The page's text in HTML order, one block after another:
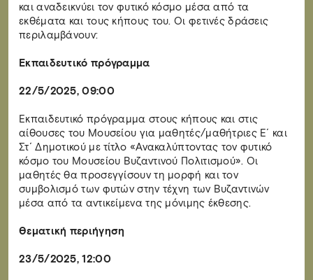
και αναδεικνύει τον φυτικό κόσμο μέσα από τα
εκθέματα και τους κήπους του. Οι φετινές δράσεις
περιλαμβάνουν:
Εκπαιδευτικό πρόγραμμα
22/5/2025, 09:00
Εκπαιδευτικό πρόγραμμα στους κήπους και στις
αίθουσες του Μουσείου για μαθητές/μαθήτριες Ε΄ και
Στ΄ Δημοτικού με τίτλο «Ανακαλύπτοντας τον φυτικό
κόσμο του Μουσείου Βυζαντινού Πολιτισμού». Οι
μαθητές θα προσεγγίσουν τη μορφή και τον
συμβολισμό των φυτών στην τέχνη των Βυζαντινών
μέσα από τα αντικείμενα της μόνιμης έκθεσης.
Θεματική περιήγηση
23/5/2025, 12:00